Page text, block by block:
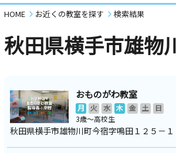
HOME お近くの教室を探す 検索結果
秋田県横手市雄物
おものがわ教室
月 火 水 木 金 土
日
3歳～高校生
秋田県横手市雄物川町今宿字鳴田１２５－１